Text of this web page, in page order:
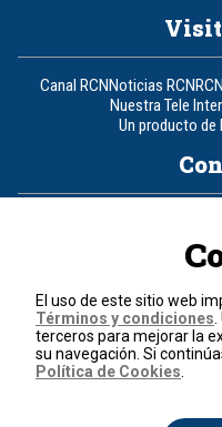
Canal RCNNoticias RCN
Nuestra Tele
Un producto de
©
Todos los
El uso de este sitio web
Términos y condiciones
terceros para mejorar la
su navegación. Si
Política de Cookies